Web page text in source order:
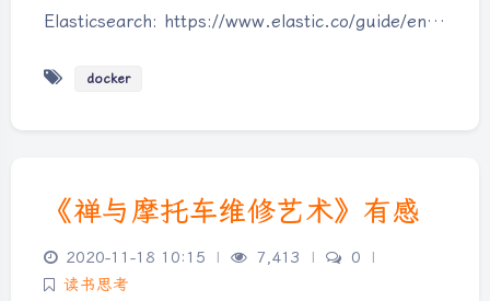
Elasticsearch: https://www.elastic.co/guide/en…
docker
《禅与摩托车维修艺术》有感
2020-11-18 10:15 | 7,413 | 0
|
读书思考